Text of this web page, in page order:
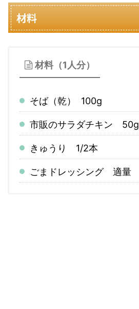
材料
材料（1人分）
そば（乾） 100g
市販のサラダチキン 50g
きゅうり 1/2本
ごまドレッシング 適量